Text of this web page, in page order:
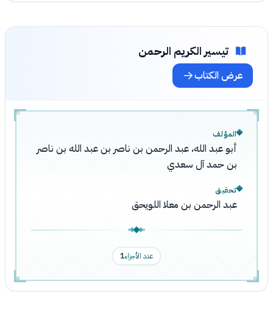
تيسير الكريم الرحمن
عرض الكتاب
المؤلف
أبو عبد الله، عبد الرحمن بن ناصر بن عبد الله بن ناصر
بن حمد آل سعدي
تحقيق
عبد الرحمن بن معلا اللويحق
عدد الأجزاء1